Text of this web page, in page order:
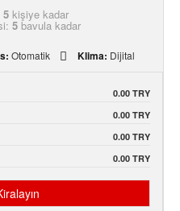
5kişiye kadar
5bavula kadar
Otomatik Klima: Dijital
0.00 TRY
0.00 TRY
0.00 TRY
0.00 TRY